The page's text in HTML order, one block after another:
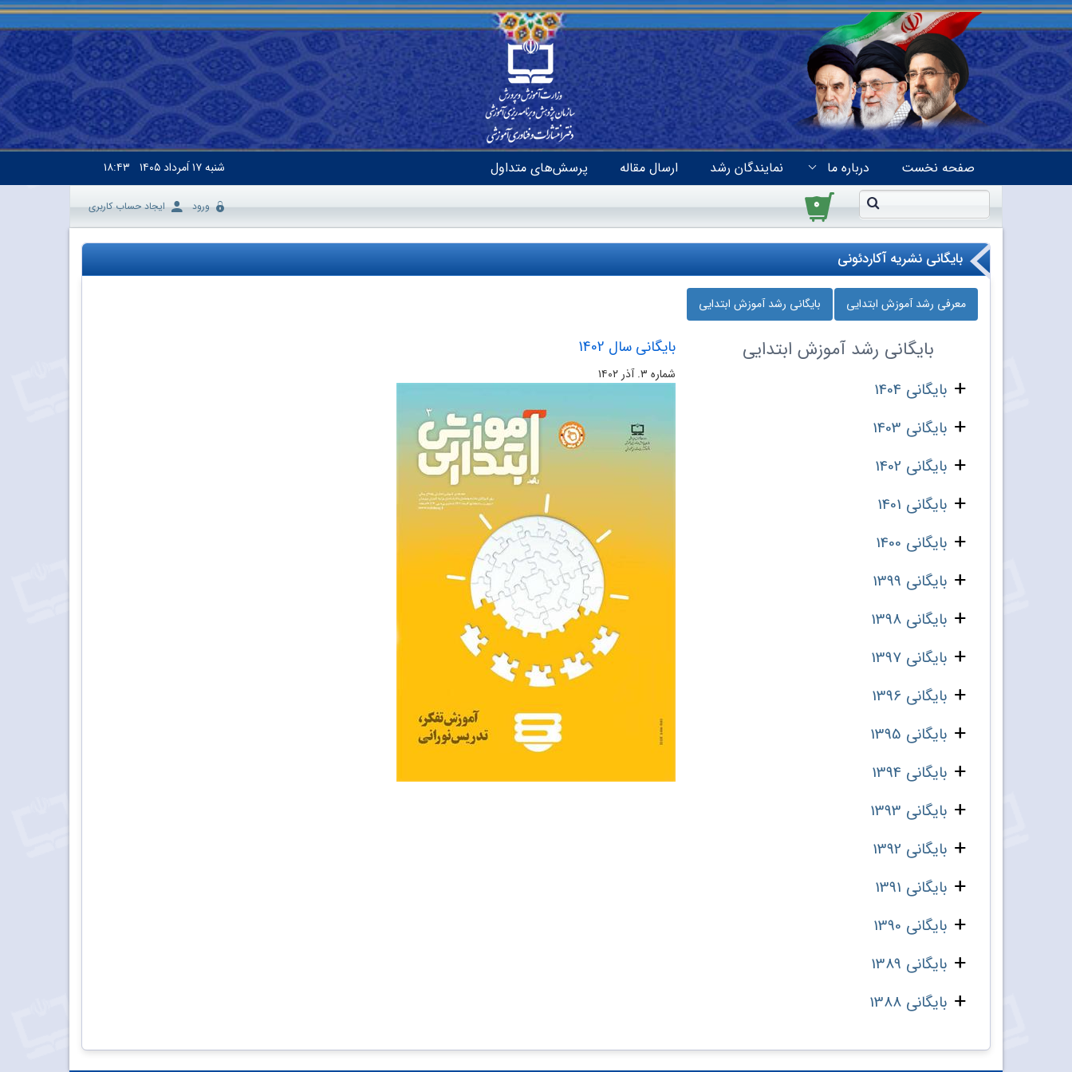
صفحه نخست درباره ما نمایندگان رشد ارسال مقاله پرسش‌های متداول شنبه۱۷ اَمرداد ۱۴۰۵ ۱۸:۴۳
۰ ورود ایجاد حساب کاربری
بایگانی نشریه آکاردئونی
معرفی رشد آموزش ابتدایی بایگانی رشد آموزش ابتدایی
بایگانی رشد آموزش ابتدایی
بایگانی 1404
بایگانی 1403
بایگانی 1402
بایگانی 1401
بایگانی 1400
بایگانی 1399
بایگانی 1398
بایگانی 1397
بایگانی 1396
بایگانی 1395
بایگانی 1394
بایگانی 1393
بایگانی 1392
بایگانی 1391
بایگانی 1390
بایگانی 1389
بایگانی 1388
بایگانی سال 1402
شماره ۳. آذر ۱۴۰۲